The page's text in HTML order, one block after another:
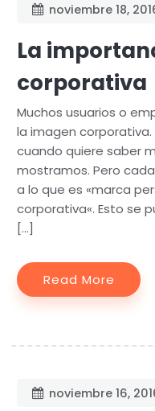
noviembre 18,
La
corporativa
Muchos usuarios o
la imagen corporativa.
cuando quiere saber
mostramos. Pero
a lo que es «marca
corporativa«. Esto se
[…]
Read More
noviembre 16,